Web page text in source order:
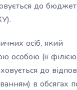
до
осіб, який
особою (її філією,
до
в обсягах